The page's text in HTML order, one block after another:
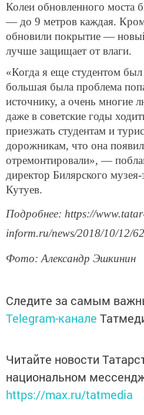
Колеи обновленного
— до 9 метров каждая.
обновили покрытие —
лучше защищает от влаги.
«Когда я еще студентом
большая была проблема
источнику, а очень многие
даже в советские годы
приезжать студентам и
дорожникам, что она
отремонтировали», —
директор Билярского
Кутуев.
Подробнее: https://
inform.ru/news/2018/10/12/
Фото: Александр Эшкинин
Следите за самым
Telegram-канале
Читайте новости
национальном
https://max.ru/tatmedia